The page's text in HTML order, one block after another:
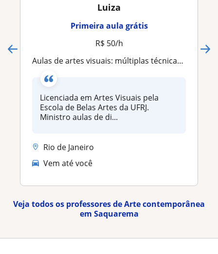
Luiza
Primeira aula grátis
R$ 50/h
Aulas de artes visuais: múltiplas técnicas e experimentações artísticas
Licenciada em Artes Visuais pela
Escola de Belas Artes da UFRJ.
Ministro aulas de di...
Rio de Janeiro
Vem até você
Veja todos os professores de Arte contemporânea
em Saquarema